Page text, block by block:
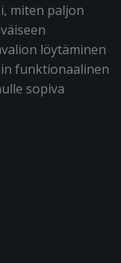
miten paljon
löytäminen
funktionaalinen
sopiva